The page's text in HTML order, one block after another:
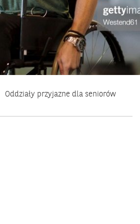
Oddziały przyjazne dla seniorów